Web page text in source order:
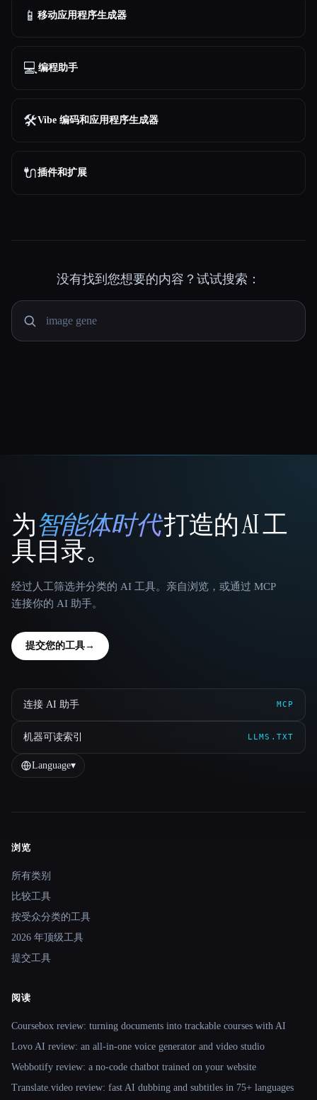
📱 移动应用程序生成器
💻编程助手
🛠️Vibe 编码和应用程序生成器
🔌插件和扩展
没有找到您想要的内容？试试搜索：
That AI Collection
为智能体时代打造的 AI 工
具目录。
经过人工筛选并分类的 AI 工具。亲自浏览，或通过 MCP
连接你的 AI 助手。
提交您的工具→
连接 AI 助手 MCP
机器可读索引 LLMS.TXT
Language▾
Site navigation
浏览
所有类别
比较工具
按受众分类的工具
2026 年顶级工具
提交工具
阅读
Coursebox review: turning documents into trackable courses with AI
Lovo AI review: an all-in-one voice generator and video studio
Webbotify review: a no-code chatbot trained on your website
Translate.video review: fast AI dubbing and subtitles in 75+ languages